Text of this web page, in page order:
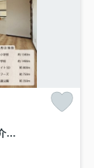
横浜市金沢区東朝比奈1丁目 中古戸建て【仲介手数料無料】